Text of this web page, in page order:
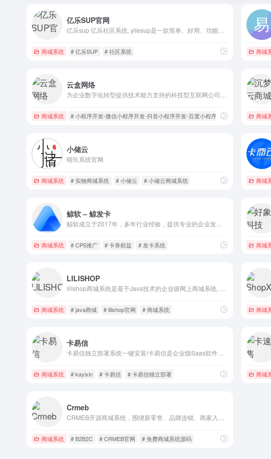
亿乐SUP官网
商城系统 # 亿乐SUP # 社区系统 商城
云盒网络
商城系统 # 小程序开发-微信小程序开发-抖音小程序开发-百度小程序开发-小程序定制-商
商城
小储云
晴玖系统官网
商城系统 # 实物商城系统 # 小储云 # 小储云商城系统 商城
鲸软 – 鲸发卡
商城系统 # CPS推广 # 卡券权益 # 发卡系统 商城
LILISHOP
商城系统 # java商城 # lilishop官网 # 商城系统 商城
卡易信
商城系统 # kayixin # 卡易信 # 卡易信独立部署 商城
Crmeb
商城系统 # B2B2C # CRMEB官网 # 免费商城系统源码